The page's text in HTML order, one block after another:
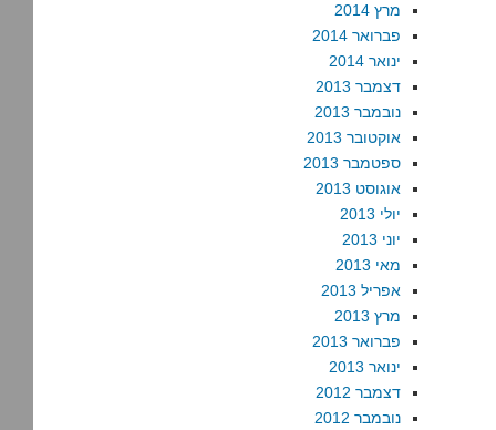
מרץ 2014
פברואר 2014
ינואר 2014
דצמבר 2013
נובמבר 2013
אוקטובר 2013
ספטמבר 2013
אוגוסט 2013
יולי 2013
יוני 2013
מאי 2013
אפריל 2013
מרץ 2013
פברואר 2013
ינואר 2013
דצמבר 2012
נובמבר 2012